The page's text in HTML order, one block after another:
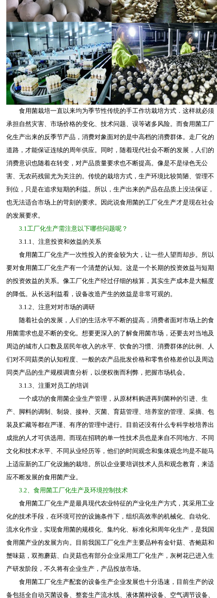
食用菌栽培一直以来均为季节性传统的手工作坊栽培方式．这样就必须
承担自然灾害、市场价格的变化、技术问题、误等诸多风险。而食用菌工厂
化生产出来的反季节产品，消费对象面对的是中高档的消费群体。走厂化的
道路，才能保证连续的周年供应。同时，随着现代社会不断的发展，人们的
消费意识也随着在转变，对产品质量要求也不断提高。像是不是绿色无公
害、无农药残留尤为关注的。传统的栽培方式，生产环境比较简陋、管理不
到位，只是在追求短期的利益。所以，生产出来的产品在品质上没法保证，
也无法适合市场上的苛刻的要求。因此说食用菌的工厂化生产才是现在社会
的发展要求。
3.1工厂化生产需注意以下哪些问题呢？
3.1.1、注意投资和效益的关系
食用菌工厂化生产一次性投入的资金较为大，让一些人望而却步。所以
要对食用菌工厂化生产有一个清楚的认知。这是一个长期的投资效益与短期
的投资效益的关系。像工厂化生产经过仔细的核算，其实生产成本是大幅度
的降低。从长远利益看，设备改造产生的效益是非常可观的。
3.1.2、注意对对市场的调研
随着社会的发展，人们的生活水平不断的提高，消费者面对市场上的食
用菌需求也是不断的变化。想要更深入的了解食用菌市场，还要去对当地及
周边的城市人口数及居民年收入的水平、饮食的习惯、消费群体的比例、人
们对不同菇类的认知程度、一般的农产品批发价格和零售价格差价以及周边
同类产品的生产规模调查分析，以便权衡而利弊，把握市场机会。
3.1.3、注重对员工的培训
一个成功的食用菌企业生产管理，从原材料购进再到菌种的引进、生
产、脚料的调制、制袋、接种、灭菌、育菇管理、培养室的管理、采摘、包
装及贮藏等都在严谨、有序的管理中进行。目前还没有什么专科学校培养出
成批的人才可供选用。而现在招聘的单一性技术员也是来自不同地方、不同
文化和技术水平、不同从业经历等，他们的时间观念和集体观念均是不能马
上适应新的工厂化设施的栽培。所以企业要培训技术人员和观念教育，来适
应不断发展的食用菌产业。
3.2、食用菌工厂化生产及环境控制技术
食用菌工厂化生产是最具现代农业特征的产业化生产方式，其采用工业
化的技术手段，在环境可控的设施条件下，组织高效率的机械化、自动化、
流水化作业，实现食用菌的规模化、集约化、标准化和周年化生产，是我国
食用菌产业的发展方向。目前我国工厂化生产主要品种有金针菇、杏鲍菇和
蟹味菇，双孢蘑菇、白灵菇也有部分企业采用工厂化生产，灰树花已进入生
产研发阶段，不久将有企业生产，产品投放市场。
食用菌工厂化生产配套的设备生产企业发展也十分迅速，目前生产的设
备包括全自动灭菌设备、整套生产流水线、液体菌种设备、空气调节设备、